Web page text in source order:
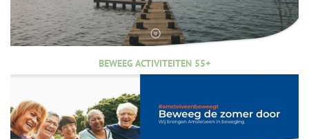
BEWEEG ACTIVITEITEN 55+